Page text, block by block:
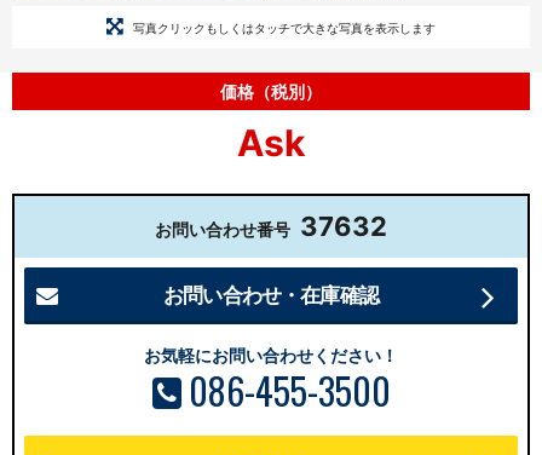
価格（税別）
Ask
写真クリックもしくはタッチで大きな写真を表示します
お問い合わせ番号 37632
お問い合わせ・在庫確認
お気軽にお問い合わせください！
086-455-3500